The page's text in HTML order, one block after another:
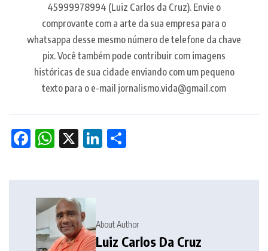
45999978994 (Luiz Carlos da Cruz). Envie o
comprovante com a arte da sua empresa para o
whatsappa desse mesmo número de telefone da chave
pix. Você também pode contribuir com imagens
históricas de sua cidade enviando com um pequeno
texto para o e-mail jornalismo.vida@gmail.com
Facebook
WhatsApp
X LinkedIn
About Author
Luiz Carlos Da Cruz